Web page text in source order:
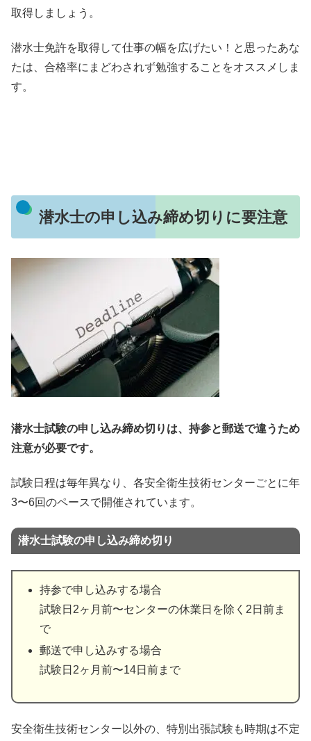
取得しましょう。
潜水士免許を取得して仕事の幅を広げたい！と思ったあな
たは、合格率にまどわされず勉強することをオススメしま
す。
潜水士の申し込み締め切りに要注意
潜水士試験の申し込み締め切りは、持参と郵送で違うため
注意が必要です。
試験日程は毎年異なり、各安全衛生技術センターごとに年
3〜6回のペースで開催されています。
潜水士試験の申し込み締め切り
持参で申し込みする場合
試験日2ヶ月前〜センターの休業日を除く2日前ま
で
郵送で申し込みする場合
試験日2ヶ月前〜14日前まで
安全衛生技術センター以外の、特別出張試験も時期は不定